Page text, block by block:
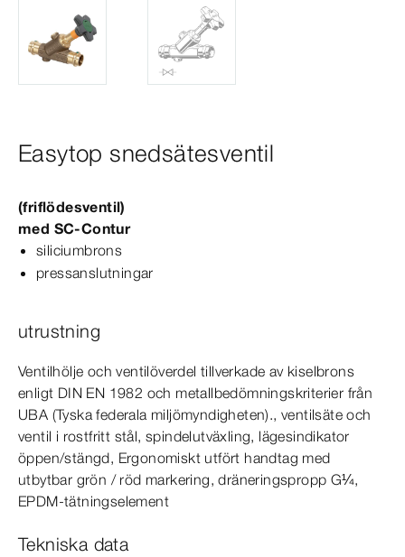
Easytop snedsätesventil
(friflödes­ventil)
med SC‑Contur
siliciumbrons
pressanslutningar
utrustning
Ventilhölje och ventilöverdel tillverkade av kiselbrons
enligt DIN EN 1982 och metallbedömningskriterier från
UBA (Tyska federala miljömyndigheten)., ventilsäte och
ventil i rostfritt stål, spindelutväxling, lägesindikator
öppen/stängd, Ergonomiskt utfört handtag med
utbytbar grön / röd markering, dräneringspropp G¼,
EPDM-​tätningselement
Tekniska data